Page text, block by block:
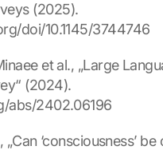
(2025).
doi/10.1145/3744746
Minaee et al., „Large
(2024).
abs/2402.06196
„Can ‘consciousness’